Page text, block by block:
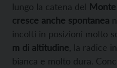
lungo la catena del
cresce anche spontanea
incolti in posizioni molto
m di altitudine , la radice
bianca e molto dura.